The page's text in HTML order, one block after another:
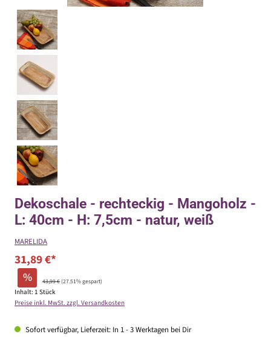
Dekoschale - rechteckig - Mangoholz -
L: 40cm - H: 7,5cm - natur, weiß
MARELIDA
31,89 €*
% 43,99 €(27.51% gespart)
Inhalt: 1 Stück
Preise inkl. MwSt. zzgl. Versandkosten
Sofort verfügbar, Lieferzeit: In 1 - 3 Werktagen bei Dir